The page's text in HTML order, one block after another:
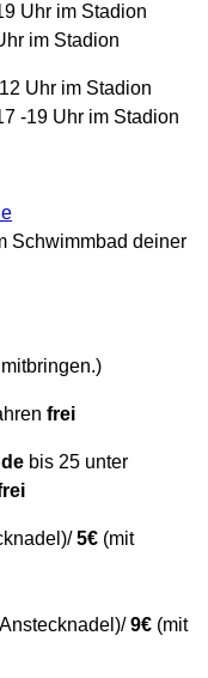
Uhr im Stadion
im Stadion
Uhr im Stadion
-19 Uhr im Stadion
Schwimmbad deiner
frei
bis 25 unter
5€ (mit
9€ (mit